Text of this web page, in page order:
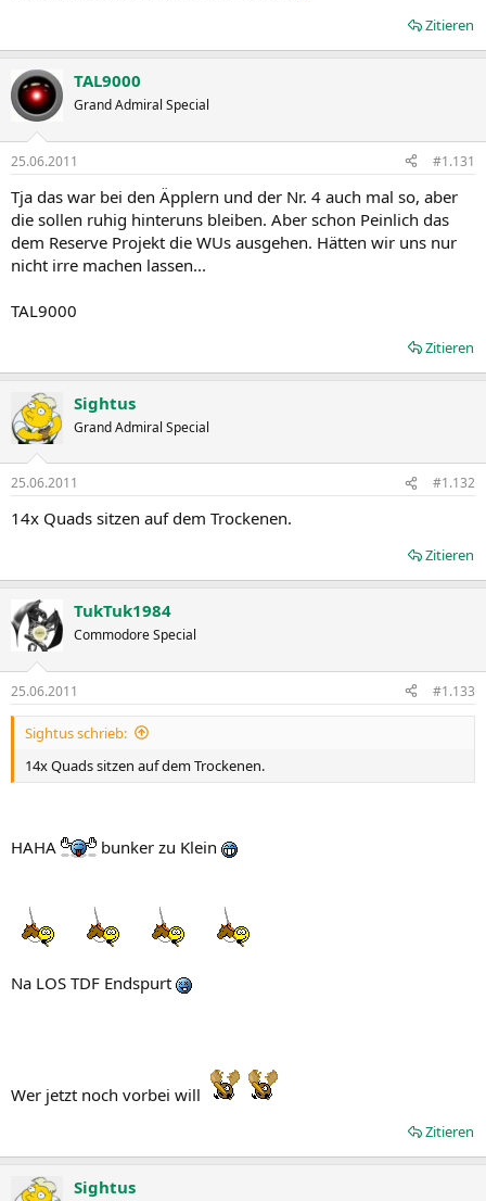
Zitieren
TAL9000
Grand Admiral Special
25.06.2011 #1.131
Tja das war bei den Äpplern und der Nr. 4 auch mal so, aber
die sollen ruhig hinteruns bleiben. Aber schon Peinlich das
dem Reserve Projekt die WUs ausgehen. Hätten wir uns nur
nicht irre machen lassen...
TAL9000
Zitieren
Sightus
Grand Admiral Special
25.06.2011 #1.132
14x Quads sitzen auf dem Trockenen.
Zitieren
TukTuk1984
Commodore Special
25.06.2011 #1.133
Sightus schrieb:
14x Quads sitzen auf dem Trockenen.
HAHA bunker zu Klein
Na LOS TDF Endspurt
Wer jetzt noch vorbei will
Zitieren
Sightus